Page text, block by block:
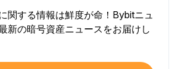
関する情報は鮮度が命！Bybitニュ
新の暗号資産ニュースをお届けし